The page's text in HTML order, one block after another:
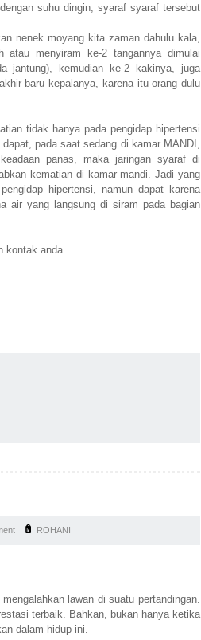
suhu dingin, syaraf syaraf tersebut
nenek moyang kita zaman dahulu kala,
atau menyiram ke-2 tangannya dimulai
jantung), kemudian ke-2 kakinya, juga
baru kepalanya, karena itu orang dulu
tidak hanya pada pengidap hipertensi
pada saat sedang di kamar MANDI,
panas, maka jaringan syaraf di
kematian di kamar mandi. Jadi yang
hipertensi, namun dapat karena
air yang langsung di siram pada bagian
kontak anda.
ROHANI
lawan di suatu pertandingan.
terbaik. Bahkan, bukan hanya ketika
dalam hidup ini.